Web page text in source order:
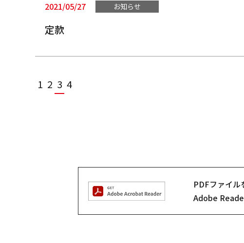
2021/05/27 お知らせ
定款
1 2 3 4
PDFファイル
Adobe